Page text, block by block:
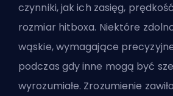
czynniki, jak ich zasięg,
rozmiar hitboxa. Niektóre
wąskie, wymagające
podczas gdy inne mogą być
wyrozumiałe. Zrozumienie